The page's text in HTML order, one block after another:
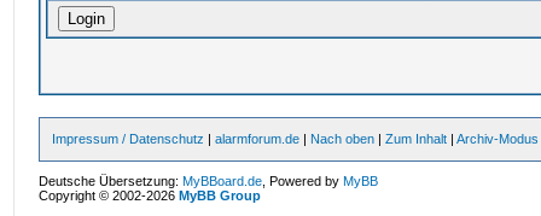
Impressum / Datenschutz |alarmforum.de | Nach oben |Zum Inhalt |Archiv-Modus
Deutsche Übersetzung:MyBBoard.de , Powered byMyBB
Copyright © 2002-2026MyBB Group